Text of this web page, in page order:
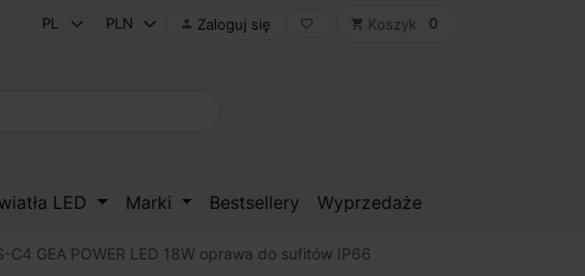
 Zaloguj się favorite_border shopping_cart Koszyk 0
LED Marki Bestsellery Wyprzedaże
C4 GEA POWER LED 18W oprawa do sufitów IP66